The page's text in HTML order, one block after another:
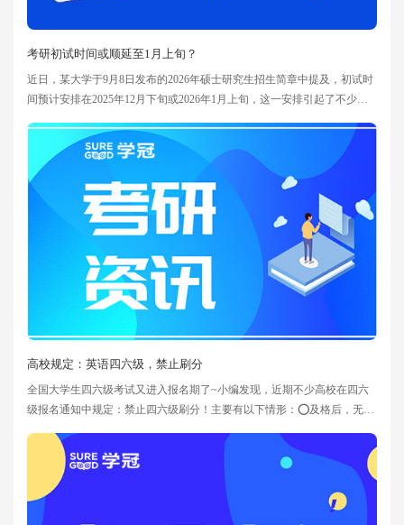
考研初试时间或顺延至1月上旬？
近日，某大学于9月8日发布的2026年硕士研究生招生简章中提及，初试时
间预计安排在2025年12月下旬或2026年1月上旬，这一安排引起了不少考
范学院发布的招生信息中还显示初试时间仍定在12月下旬。短短两个月，
难道考研时间真有如此大的变动？事实上，这一推测并非空穴来风。背后
最直接的原因与2026年春节时间有关——春节落在2月17日，属
高校规定：英语四六级，禁止刷分
全国大学生四六级考试又进入报名期了~小编发现，近期不少高校在四六
级报名通知中规定：禁止四六级刷分！主要有以下情形：⭕及格后，无法
表明：只要曾经四六级成绩≥425分，不能重复报考。⭕限制多次刷分如河
南大学，限制刷分，即四六级达到425分以上再次报名，在校期间不能超
过1次。⭕末尾分配方式即系统分配报名时